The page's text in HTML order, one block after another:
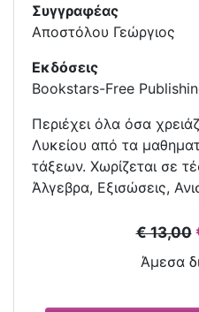
Συγγραφέας
Αποστόλου Γεώργιος
Εκδόσεις
Bookstars-Free
Περιέχει όλα όσα
Λυκείου από τα
τάξεων. Χωρίζεται σε
Άλγεβρα, Εξισώσεις,
€ 13,00
Άμεσα